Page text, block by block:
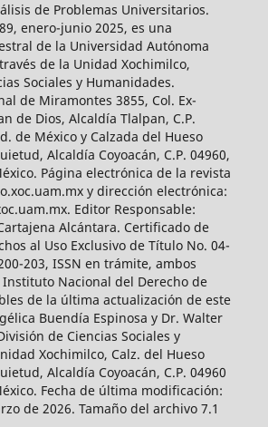
de Problemas Universitarios.
enero-junio 2025, es una
de la Universidad Autónoma
de la Unidad Xochimilco,
Sociales y Humanidades.
de Miramontes 3855, Col. Ex-
de Dios, Alcaldía Tlalpan, C.P.
de México y Calzada del Hueso
Alcaldía Coyoacán, C.P. 04960,
Página electrónica de la revista
y dirección electrónica:
Editor Responsable:
Alcántara. Certificado de
al Uso Exclusivo de Título No. 04-
203, ISSN en trámite, ambos
Nacional del Derecho de
de la última actualización de este
Buendía Espinosa y Dr. Walter
de Ciencias Sociales y
Xochimilco, Calz. del Hueso
Alcaldía Coyoacán, C.P. 04960
Fecha de última modificación:
de 2026. Tamaño del archivo 7.1